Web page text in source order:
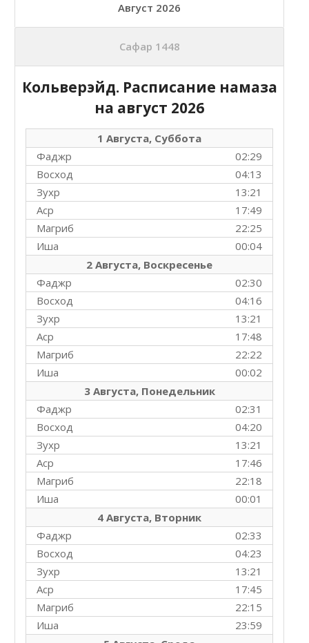
Август 2026
Сафар 1448
Кольверэйд. Расписание намаза
на август 2026
1 Августа, Суббота
02:29
Фаджр
04:13
Восход
13:21
Зухр
17:49
Аср
22:25
Магриб
00:04
Иша
2 Августа, Воскресенье
02:30
Фаджр
04:16
Восход
13:21
Зухр
17:48
Аср
22:22
Магриб
00:02
Иша
3 Августа, Понедельник
02:31
Фаджр
04:20
Восход
13:21
Зухр
17:46
Аср
22:18
Магриб
00:01
Иша
4 Августа, Вторник
02:33
Фаджр
04:23
Восход
13:21
Зухр
17:45
Аср
22:15
Магриб
23:59
Иша